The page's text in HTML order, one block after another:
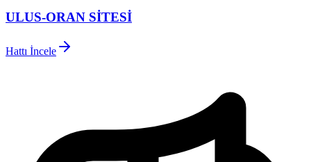
ULUS-ORAN SİTESİ
Hattı İncele